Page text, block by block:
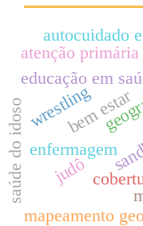
educação em
enfermagem
atenção primária
mapeamento
bem estar
autocuidado
judô
wrestling
saúde do idoso